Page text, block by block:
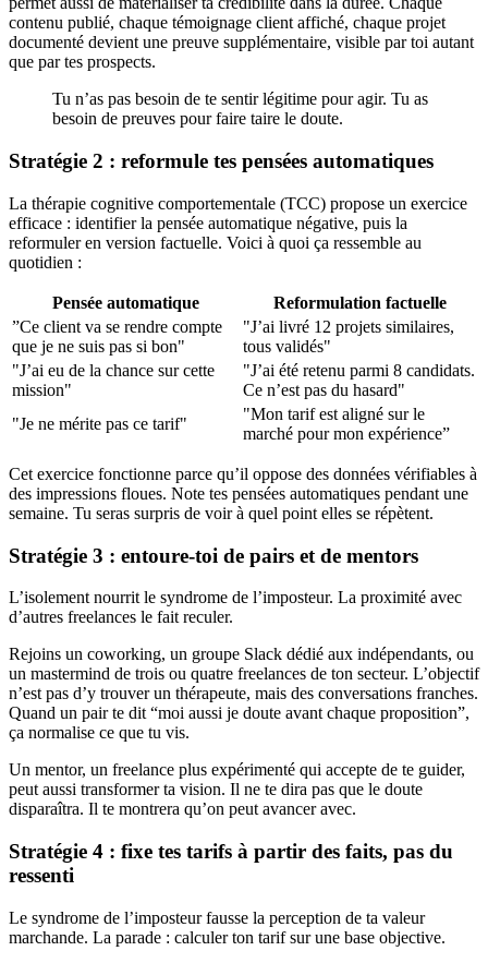
contenu publié, chaque témoignage client affiché, chaque projet
documenté devient une preuve supplémentaire, visible par toi autant
que par tes prospects.
Tu n’as pas besoin de te sentir légitime pour agir. Tu as
besoin de preuves pour faire taire le doute.
Stratégie 2 : reformule tes pensées automatiques
La thérapie cognitive comportementale (TCC) propose un exercice
efficace : identifier la pensée automatique négative, puis la
reformuler en version factuelle. Voici à quoi ça ressemble au
quotidien :
Pensée automatique
Reformulation factuelle
”Ce client va se rendre compte
que je ne suis pas si bon"
"J’ai livré 12 projets similaires,
tous validés"
"J’ai eu de la chance sur cette
mission"
"J’ai été retenu parmi 8 candidats.
Ce n’est pas du hasard"
"Je ne mérite pas ce tarif"
"Mon tarif est aligné sur le
marché pour mon expérience”
Cet exercice fonctionne parce qu’il oppose des données vérifiables à
des impressions floues. Note tes pensées automatiques pendant une
semaine. Tu seras surpris de voir à quel point elles se répètent.
Stratégie 3 : entoure-toi de pairs et de mentors
L’isolement nourrit le syndrome de l’imposteur. La proximité avec
d’autres freelances le fait reculer.
Rejoins un coworking, un groupe Slack dédié aux indépendants, ou
un mastermind de trois ou quatre freelances de ton secteur. L’objectif
n’est pas d’y trouver un thérapeute, mais des conversations franches.
Quand un pair te dit “moi aussi je doute avant chaque proposition”,
ça normalise ce que tu vis.
Un mentor, un freelance plus expérimenté qui accepte de te guider,
peut aussi transformer ta vision. Il ne te dira pas que le doute
disparaîtra. Il te montrera qu’on peut avancer avec.
Stratégie 4 : fixe tes tarifs à partir des faits, pas du
ressenti
Le syndrome de l’imposteur fausse la perception de ta valeur
marchande. La parade : calculer ton tarif sur une base objective.